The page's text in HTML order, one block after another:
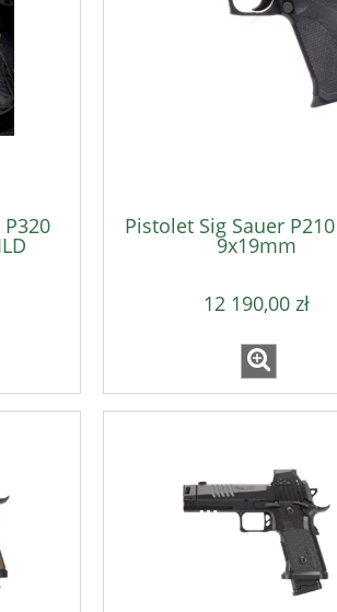
259,00 zł
Pistolet Glock 45 MOS Tactical
9x19mm
Pistolet Sig Sauer
9x19mm
12 190,00 zł